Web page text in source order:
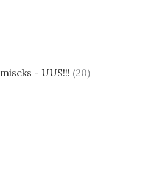
- UUS!!! 20